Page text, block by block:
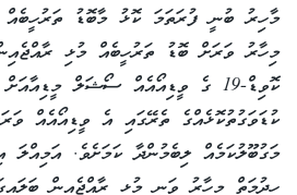
މާހިރު ބުނީ ފުރަތަމަ ކޮޅު މާބޮޑު
މިހާރު ވަރަށް ބޮޑު ތަރުހީބެއް މުޅި
ކޮވިޑް-19 ގެ ވީޑިއޯއެއް ސޯޝަލް
ކުޑަވަގުތުކޮޅެއްގެ ތެރޭގައި އެ ވީޑިއޯއެއް
މަގުބޫލުކަމެއް ލިބެމުންދާ ކަމަށެވެ.
ހިދުމަތް މިހާރު ވަނީ މުޅި ރާއްޖެއިން